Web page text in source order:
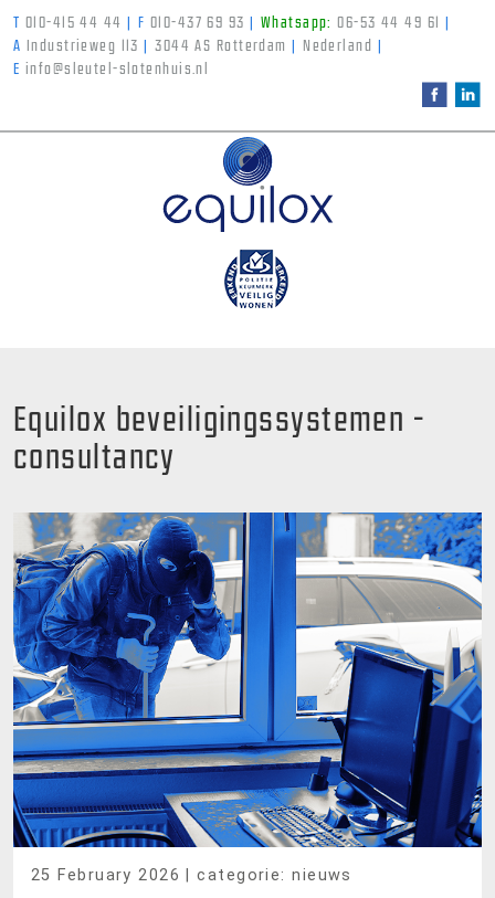
010-415 44 44 F 010-437 69 93 Whatsapp: 06-53 44 49 61
A
Industrieweg 113 3044 AS Rotterdam Nederland
E info@sleutel-slotenhuis.nl
Equilox beveiligingssystemen -
consultancy
25 February 2026 | categorie: nieuws